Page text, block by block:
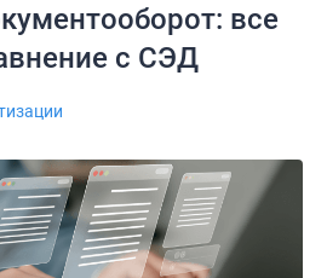
все
с СЭД